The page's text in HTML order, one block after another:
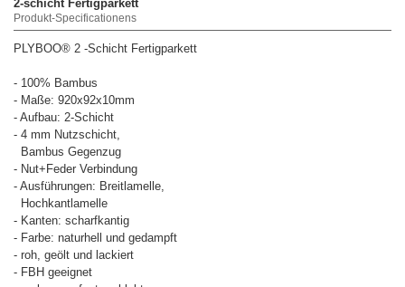
2-schicht Fertigparkett
Produkt-Specificationens
PLYBOO® 2 -Schicht Fertigparkett
- 100% Bambus
- Maße: 920x92x10mm
- Aufbau: 2-Schicht
- 4 mm Nutzschicht,
Bambus Gegenzug
- Nut+Feder Verbindung
- Ausführungen: Breitlamelle,
Hochkantlamelle
- Kanten: scharfkantig
- Farbe: naturhell und gedampft
- roh, geölt und lackiert
- FBH geeignet